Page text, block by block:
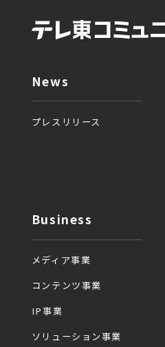
News
プレスリリース
Business
メディア事業
コンテンツ事業
IP事業
ソリューション事業